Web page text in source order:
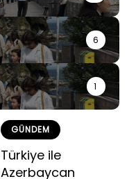
6
1
GÜNDEM
Türkiye ile
Azerbaycan